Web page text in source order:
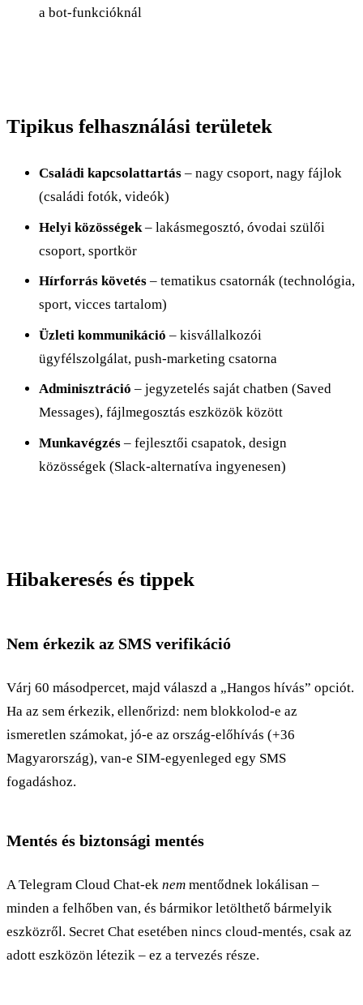
a bot-funkcióknál
Tipikus felhasználási területek
Családi kapcsolattartás – nagy csoport, nagy fájlok
(családi fotók, videók)
Helyi közösségek – lakásmegosztó, óvodai szülői
csoport, sportkör
Hírforrás követés – tematikus csatornák (technológia,
sport, vicces tartalom)
Üzleti kommunikáció – kisvállalkozói
ügyfélszolgálat, push-marketing csatorna
Adminisztráció – jegyzetelés saját chatben (Saved
Messages), fájlmegosztás eszközök között
Munkavégzés – fejlesztői csapatok, design
közösségek (Slack-alternatíva ingyenesen)
Hibakeresés és tippek
Nem érkezik az SMS verifikáció
Várj 60 másodpercet, majd válaszd a „Hangos hívás” opciót.
Ha az sem érkezik, ellenőrizd: nem blokkolod-e az
ismeretlen számokat, jó-e az ország-előhívás (+36
Magyarország), van-e SIM-egyenleged egy SMS
fogadáshoz.
Mentés és biztonsági mentés
A Telegram Cloud Chat-ek nem mentődnek lokálisan –
minden a felhőben van, és bármikor letölthető bármelyik
eszközről. Secret Chat esetében nincs cloud-mentés, csak az
adott eszközön létezik – ez a tervezés része.